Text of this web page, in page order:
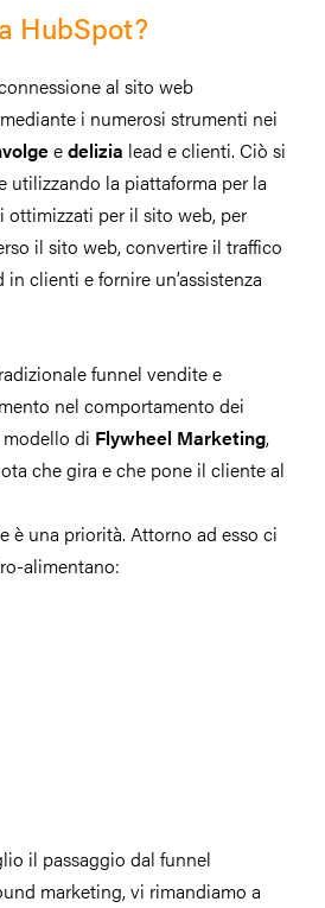
HubSpot?
al sito web
i numerosi strumenti nei
edelizia lead e clienti. Ciò si
utilizzando la piattaforma per la
per il sito web, per
il sito web, convertire il traffico
clienti e fornire un’assistenza
funnel vendite e
nel comportamento dei
di Flywheel Marketing,
che gira e che pone il cliente al
è una priorità. Attorno ad esso ci
alimentano:
il passaggio dal funnel
marketing, vi rimandiamo a